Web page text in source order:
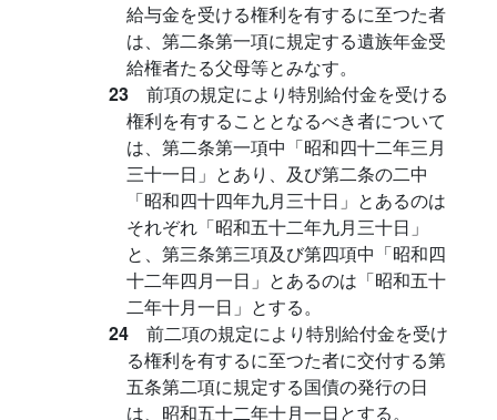
給与金を受ける権利を有するに至つた者
は、第二条第一項に規定する遺族年金受
給権者たる父母等とみなす。
23 前項の規定により特別給付金を受ける
権利を有することとなるべき者について
は、第二条第一項中「昭和四十二年三月
三十一日」とあり、及び第二条の二中
「昭和四十四年九月三十日」とあるのは
それぞれ「昭和五十二年九月三十日」
と、第三条第三項及び第四項中「昭和四
十二年四月一日」とあるのは「昭和五十
二年十月一日」とする。
24 前二項の規定により特別給付金を受け
る権利を有するに至つた者に交付する第
五条第二項に規定する国債の発行の日
は、昭和五十二年十月一日とする。